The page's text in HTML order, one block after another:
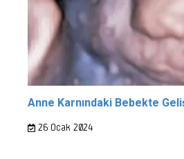
Anne Karnındaki Bebekte
26 Ocak 2024